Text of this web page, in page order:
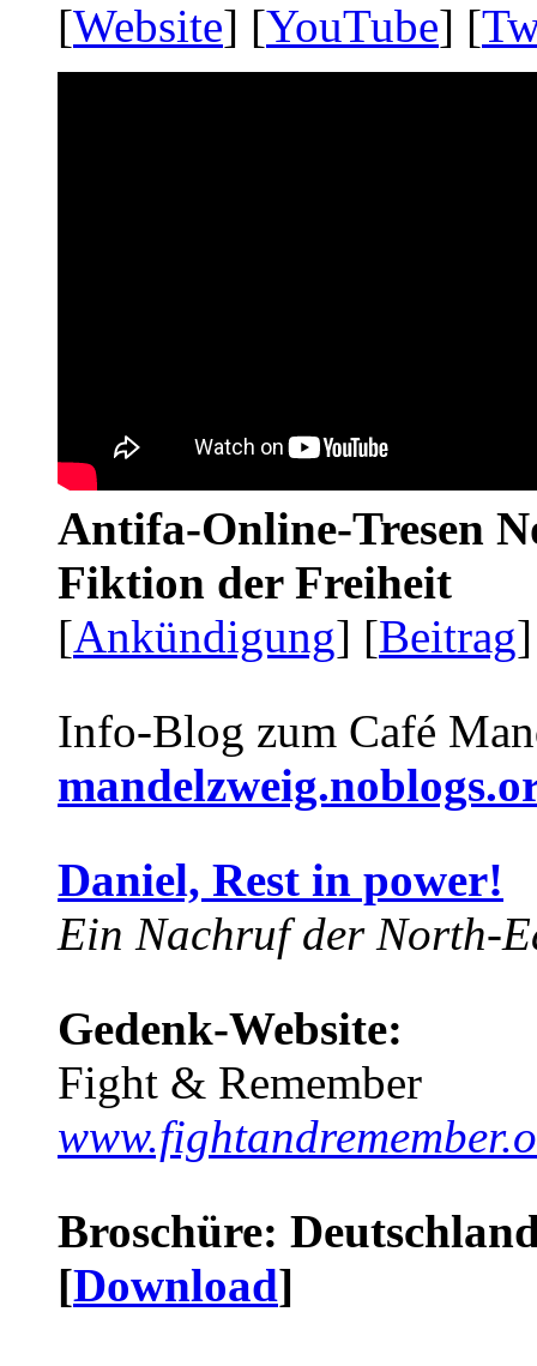
[Website] [YouTube] [
Antifa-Online-Tresen
Fiktion der Freiheit
[Ankündigung] [Beitrag
Info-Blog zum Café
Daniel, Rest in power!
Ein Nachruf der North-
Gedenk-Website:
Fight & Remember
Broschüre:
[Download]